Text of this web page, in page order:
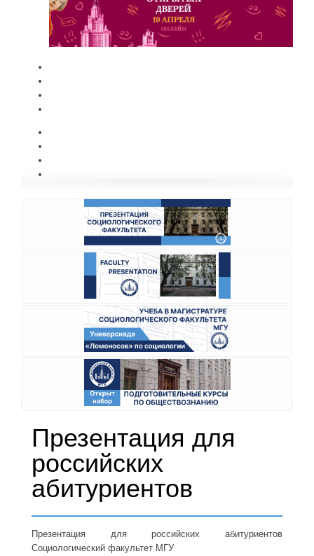
Презентация для
российских
абитуриентов
Презентация для российских абитуриентов
Социологический факультет МГУ